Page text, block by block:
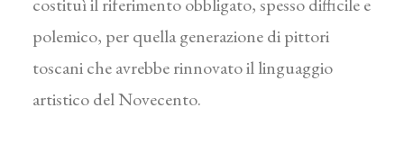
polemico, per quella generazione di pittori
toscani che avrebbe rinnovato il linguaggio
artistico del Novecento.